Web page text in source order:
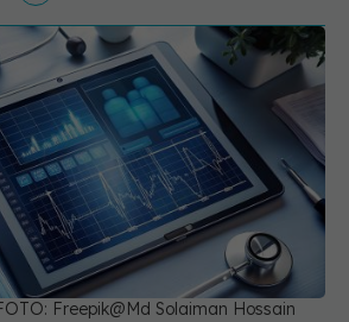
Freepik@Md Solaiman Hossain